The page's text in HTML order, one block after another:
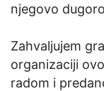
njegovo
Zahvaljujem
organizaciji
radom i